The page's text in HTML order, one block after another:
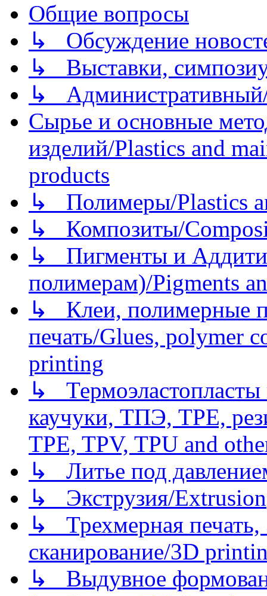
Общие вопросы
↳ Обсуждение
↳ Выставки,
↳
Сырье и основные
изделий/Plastics and
products
↳ Полимеры/Plastics
↳ Композиты/
↳ Пигменты и
полимерам)/Pigments
↳ Клеи, полимерные
печать/Glues, polymer
printing
↳
каучуки, ТПЭ, TPE,
TPE, TPV, TPU and
↳ Литье под
↳ Экструзия/Extrusion
↳ Трехмерная
сканирование/3D
↳ Выдувное